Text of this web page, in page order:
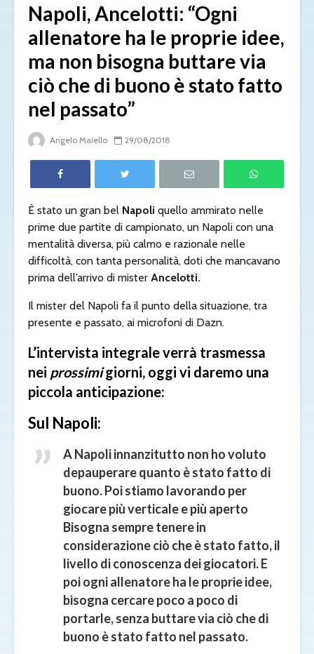
Napoli, Ancelotti: “Ogni
allenatore ha le proprie idee,
ma non bisogna buttare via
ciò che di buono è stato fatto
nel passato”
Angelo Maiello 29/08/2018
È stato un gran bel Napoli quello ammirato nelle
prime due partite di campionato, un Napoli con una
mentalità diversa, più calmo e razionale nelle
difficoltà, con tanta personalità, doti che mancavano
prima dell’arrivo di mister Ancelotti.
Il mister del Napoli fa il punto della situazione, tra
presente e passato, ai microfoni di Dazn.
L’intervista integrale verrà trasmessa
nei prossimigiorni, oggi vi daremo una
piccola anticipazione:
Sul Napoli:
A Napoli innanzitutto non ho voluto
depauperare quanto è stato fatto di
buono. Poi stiamo lavorando per
giocare più verticale e più aperto
Bisogna sempre tenere in
considerazione ciò che è stato fatto, il
livello di conoscenza dei giocatori. E
poi ogni allenatore ha le proprie idee,
bisogna cercare poco a poco di
portarle, senza buttare via ciò che di
buono è stato fatto nel passato.